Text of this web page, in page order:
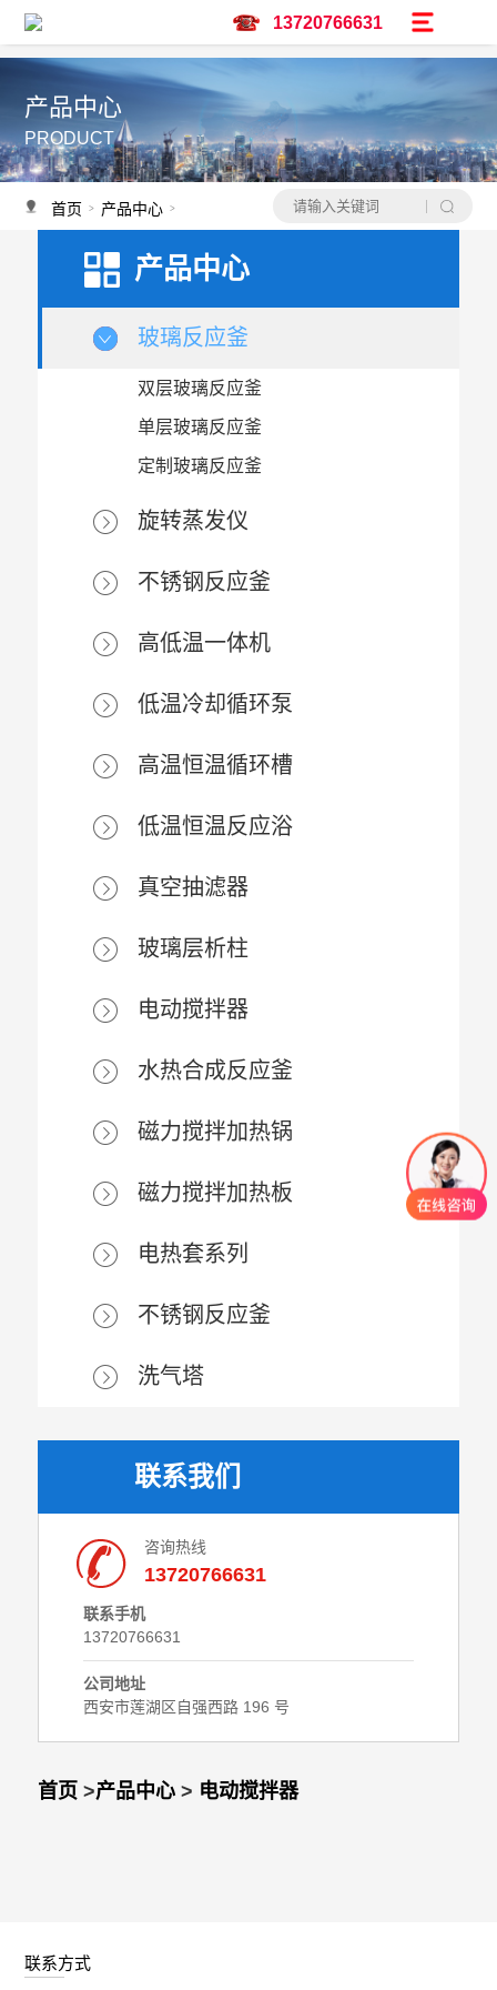
13720766631
产品中心
PRODUCT
首页 > 产品中心 >
产品中心
玻璃反应釜
双层玻璃反应釜
单层玻璃反应釜
定制玻璃反应釜
旋转蒸发仪
不锈钢反应釜
高低温一体机
低温冷却循环泵
高温恒温循环槽
低温恒温反应浴
真空抽滤器
玻璃层析柱
电动搅拌器
水热合成反应釜
磁力搅拌加热锅
磁力搅拌加热板
电热套系列
不锈钢反应釜
洗气塔
联系我们
咨询热线
13720766631
联系手机
13720766631
公司地址
西安市莲湖区自强西路 196 号
首页 >产品中心> 电动搅拌器
联系方式